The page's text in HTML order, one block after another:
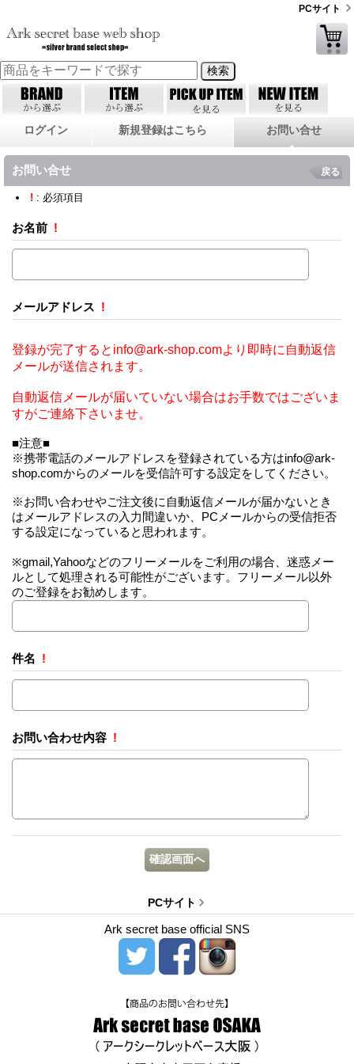
PCサイト
ログイン 新規登録はこちら お問い合せ
お問い合せ 戻る
! : 必須項目
お名前 !
メールアドレス !
登録が完了するとinfo@ark-shop.comより即時に自動返信
メールが送信されます。
自動返信メールが届いていない場合はお手数ではございま
すがご連絡下さいませ。
■注意■
※携帯電話のメールアドレスを登録されている方はinfo@ark-
shop.comからのメールを受信許可する設定をしてください。
※お問い合わせやご注文後に自動返信メールが届かないとき
はメールアドレスの入力間違いか、PCメールからの受信拒否
する設定になっていると思われます。
※gmail,Yahooなどのフリーメールをご利用の場合、迷惑メー
ルとして処理される可能性がございます。フリーメール以外
のご登録をお勧めします。
件名 !
お問い合わせ内容 !
PCサイト
Ark secret base official SNS